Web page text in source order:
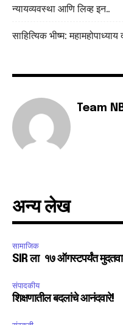
I've read and accept the
न्यायव्यवस्था आणि लिव्ह इन..
साहित्यिक भीष्म:
Team
अन्य लेख
सामाजिक
SIR ला १७ ऑगस्टपर्यंत
संपादकीय
शिक्षणातील बदलांचे आनंदवारे!